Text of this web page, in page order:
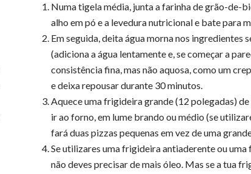
Numa tigela média, junta a farinha de grão-de-
alho em pó e a levedura nutricional e bate para
Em seguida, deita água morna nos ingredientes
(adiciona a água lentamente e, se começar a
consistência fina, mas não aquosa, como um
e deixa repousar durante 30 minutos.
Aquece uma frigideira grande (12 polegadas)
ir ao forno, em lume brando ou médio (se
fará duas pizzas pequenas em vez de uma
Se utilizares uma frigideira antiaderente ou
não deves precisar de mais óleo. Mas se a tua